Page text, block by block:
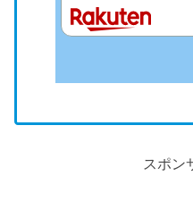
スポン